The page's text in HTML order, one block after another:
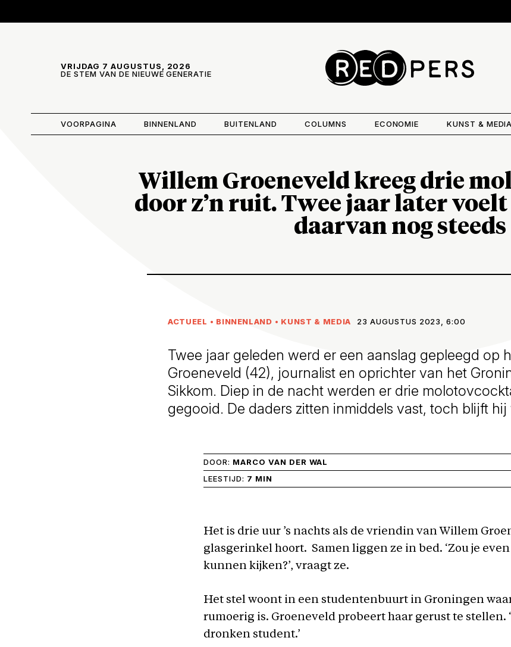
VRIJDAG 7 AUGUSTUS, 2026
DE STEM VAN DE NIEUWE GENERATIE
VOORPAGINA BINNENLAND BUITENLAND COLUMNS ECONOMIE KUNST & MEDIA
Willem Groeneveld kreeg drie
door z’n ruit. Twee jaar later
daarvan nog steeds
ACTUEEL • BINNENLAND • KUNST & MEDIA 23 AUGUSTUS 2023, 6:00
Twee jaar geleden werd er een aanslag gepleegd op
Groeneveld (42), journalist en oprichter van het
Sikkom. Diep in de nacht werden er drie
gegooid. De daders zitten inmiddels vast, toch blijft hij
DOOR: MARCO VAN DER WAL
LEESTIJD: 7 MIN
Het is drie uur ’s nachts als de vriendin van Willem
glasgerinkel hoort. Samen liggen ze in bed. ‘Zou je
kunnen kijken?’, vraagt ze.
Het stel woont in een studentenbuurt in Groningen
rumoerig is. Groeneveld probeert haar gerust te stellen.
dronken student.’